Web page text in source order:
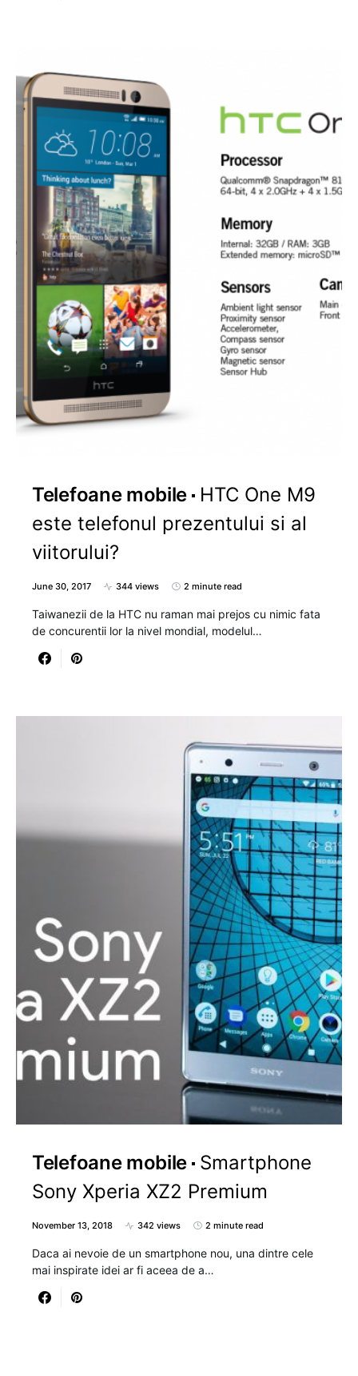
Telefoane mobile
HTC One M9
este telefonul prezentului si al
viitorului?
June 30, 2017 344 views 2 minute read
Taiwanezii de la HTC nu raman mai prejos cu nimic fata
de concurentii lor la nivel mondial, modelul…
Telefoane mobile Smartphone
Sony Xperia XZ2 Premium
November 13, 2018 342 views 2 minute read
Daca ai nevoie de un smartphone nou, una dintre cele
mai inspirate idei ar fi aceea de a…